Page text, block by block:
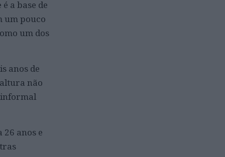
a base de
um pouco
um dos
anos de
não
informal
anos e